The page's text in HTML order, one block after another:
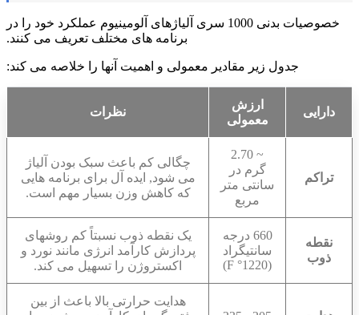
خصوصیات بدنی 1000 سری آلیاژهای آلومینیوم عملکرد خود را در
برنامه های مختلف تعریف می کنند.
جدول زیر مقادیر معمولی و اهمیت آنها را خلاصه می کند:
دارایی
ارزش
معمولی
نظرات
تراکم
~ 2.70
گرم در
سانتی متر
مربع
چگالی کم باعث سبک بودن آلیاژ
می شود, ایده آل برای برنامه هایی
که کاهش وزن بسیار مهم است.
نقطه
ذوب
660 درجه
سانتیگراد
(1220° F)
یک نقطه ذوب نسبتاً کم روشهای
پردازش کارآمد انرژی مانند نورد و
اکستروژن را تسهیل می کند.
هدایت حرارتی بالا باعث از بین